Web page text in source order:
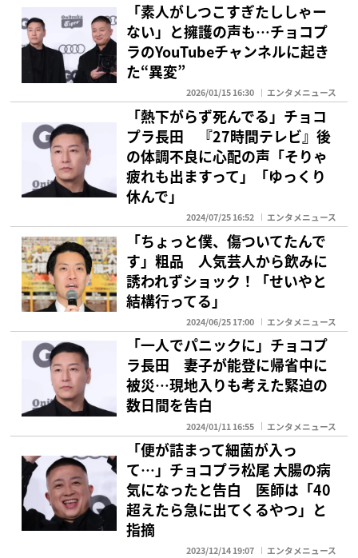
「素人がしつこすぎたししゃー
ない」と擁護の声も…チョコプ
ラのYouTubeチャンネルに起き
た“異変”
2026/01/15 16:30 エンタメニュース
「熱下がらず死んでる」チョコ
プラ長田 『27時間テレビ』後
の体調不良に心配の声「そりゃ
疲れも出ますって」「ゆっくり
休んで」
2024/07/25 16:52 エンタメニュース
「ちょっと僕、傷ついてたんで
す」粗品 人気芸人から飲みに
誘われずショック！「せいやと
結構行ってる」
2024/06/25 17:00 エンタメニュース
「一人でパニックに」チョコプ
ラ長田 妻子が能登に帰省中に
被災…現地入りも考えた緊迫の
数日間を告白
2024/01/11 16:55 エンタメニュース
「便が詰まって細菌が入っ
て…」チョコプラ松尾 大腸の病
気になったと告白 医師は「40
超えたら急に出てくるやつ」と
指摘
2023/12/14 19:07 エンタメニュース